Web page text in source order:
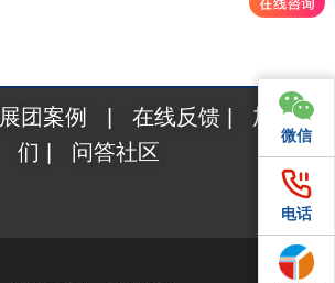
微信
电话
微信
电话
展团案例 在线反馈| 加入我
们
问答社区